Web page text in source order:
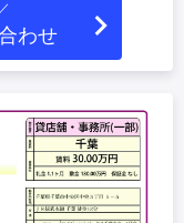
わせ